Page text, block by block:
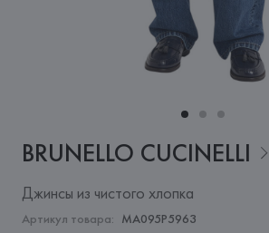
BRUNELLO CUCINELLI
Джинсы из чистого хлопка
Артикул товара: MA095P5963